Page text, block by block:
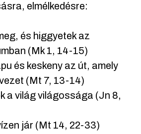
elmélkedésre:
és higgyetek az
(Mk 1, 14-15)
és keskeny az út, amely
(Mt 7, 13-14)
a világ világossága (Jn 8,
jár (Mt 14, 22-33)